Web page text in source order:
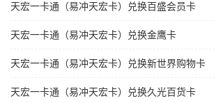
天宏一卡通（易冲天宏卡）兑换百盛会员卡
天宏一卡通（易冲天宏卡）兑换金鹰卡
天宏一卡通（易冲天宏卡）兑换新世界购物卡
天宏一卡通（易冲天宏卡）兑换久光百货卡